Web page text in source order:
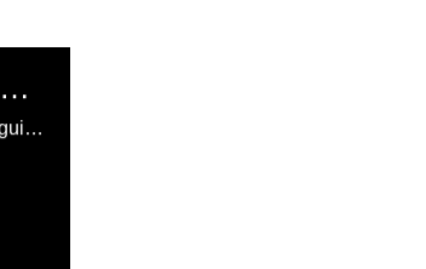
Duty of Memory: Masu is one of those songs from the good old days; We are in 1986 in the Democratic Republic of Kongo (formerly Zaire), when the song Masu by the Tout Puissant (TP) orchestra was released; it was at the time when Zaire was still making all of Africa dance, a beautiful era with beautiful music, the original Kongolese rumba
Performed by the singer Jolie Deta, Masu was a real cult hit. Franco Lwambo Makiadi, the great guitarist, author, composer, dancer, and President of TP OK Jazz, was in the golden age of his musical career, an artistic career of high definition. Jolie Deta, at the time, made many people dream with her beautiful voice and her physical and artistic charm. Considered the painter of society, Lwambo had struck hard again with the song Masu. It was a way for him to denounce the friendly relations which ended up turning sour because of certain hypocrisies, slanders, and ulterior motives between those who considered themselves true friends. Masu has had huge and phenomenal success. By, KL